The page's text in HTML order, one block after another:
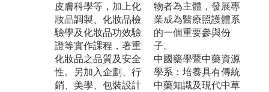
皮膚科學等，加上化
妝品調製、化妝品檢
驗學及化妝品功效驗
證等實作課程，著重
化妝品之品質及安全
性。另加入企劃、行
銷、美學、包裝設計
物者為主體，發展專
業成為醫療照護體系
的一個重要參與份
子。
中國藥學暨中藥資源
學系：培養具有傳統
中藥知識及現代中草